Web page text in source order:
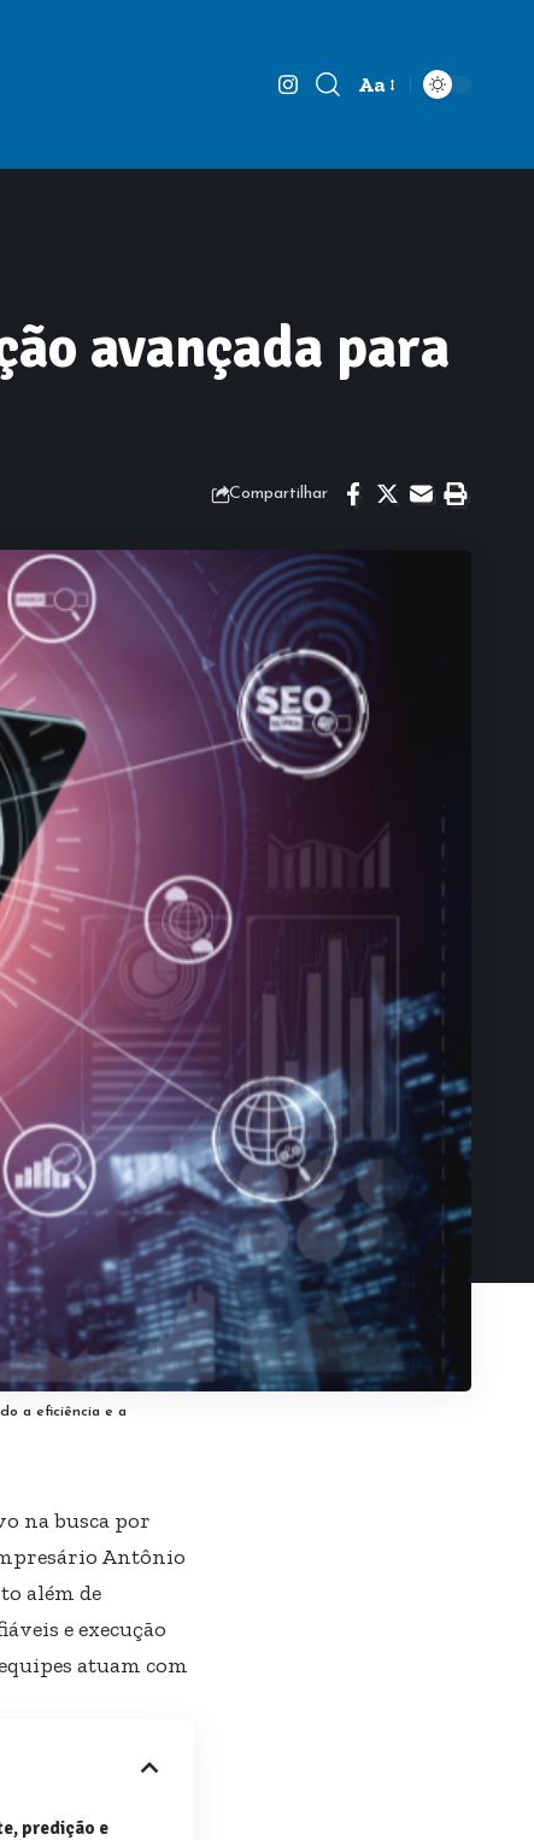
Font
Aa
avançada para
Compartilhar
a eficiência e a
na busca por
Antônio
além de
e execução
atuam com
predição e